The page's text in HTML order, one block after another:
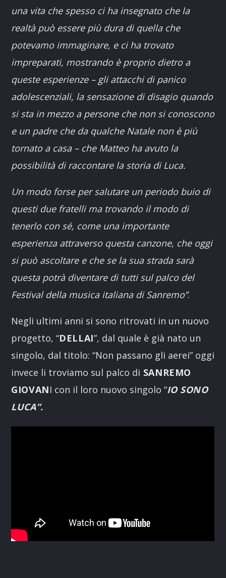
una vita che spesso ci ha insegnato che la
realtà può essere più dura di quella che
potevamo immaginare, e ci ha trovato
impreparati, mostrando è proprio dietro a
queste esperienze – gli attacchi di panico
adolescenziali, la sensazione di disagio quando
si sta in mezzo a persone che non si conoscono
e un padre che da qualche Natale non è più
tornato a casa – che Matteo ha avuto la
possibilità di raccontare la storia di Luca.
Un modo forse per salutare un periodo buio di
questi due fratelli ma trovando il modo di
tenerlo con sé, come una importante
esperienza attraverso questa canzone, che oggi
si può ascoltare e che se la sua strada sarà
questa potrà diventare di tutti sul palco del
Festival della musica italiana di Sanremo”.
Negli ultimi anni si sono ritrovati in un nuovo
progetto, “DELLAI”, dal quale è già nato un
singolo, dal titolo: “Non passano gli aerei” oggi
invece li troviamo sul palco di SANREMO
GIOVANI con il loro nuovo singolo “IO SONO
LUCA”.